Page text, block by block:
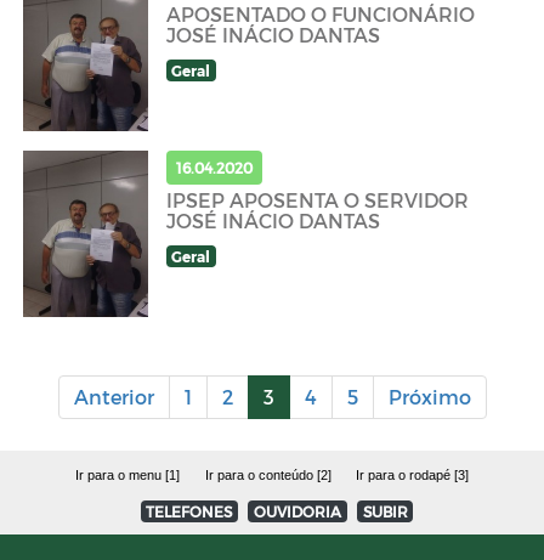
APOSENTADO O FUNCIONÁRIO
JOSÉ INÁCIO DANTAS
Geral
16.04.2020
IPSEP APOSENTA O SERVIDOR
JOSÉ INÁCIO DANTAS
Geral
Anterior 1 2 3 4 5 Próximo
Ir para o menu [1] Ir para o conteúdo [2] Ir para o rodapé [3]
TELEFONES OUVIDORIA SUBIR